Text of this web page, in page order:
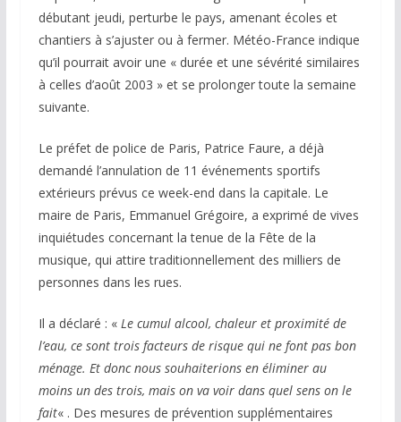
débutant jeudi, perturbe le pays, amenant écoles et
chantiers à s’ajuster ou à fermer. Météo-France indique
qu’il pourrait avoir une « durée et une sévérité similaires
à celles d’août 2003 » et se prolonger toute la semaine
suivante.
Le préfet de police de Paris, Patrice Faure, a déjà
demandé l’annulation de 11 événements sportifs
extérieurs prévus ce week-end dans la capitale. Le
maire de Paris, Emmanuel Grégoire, a exprimé de vives
inquiétudes concernant la tenue de la Fête de la
musique, qui attire traditionnellement des milliers de
personnes dans les rues.
Il a déclaré : « Le cumul alcool, chaleur et proximité de
l’eau, ce sont trois facteurs de risque qui ne font pas bon
ménage. Et donc nous souhaiterions en éliminer au
moins un des trois, mais on va voir dans quel sens on le
fait« . Des mesures de prévention supplémentaires